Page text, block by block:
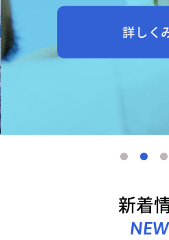
詳しく
新着